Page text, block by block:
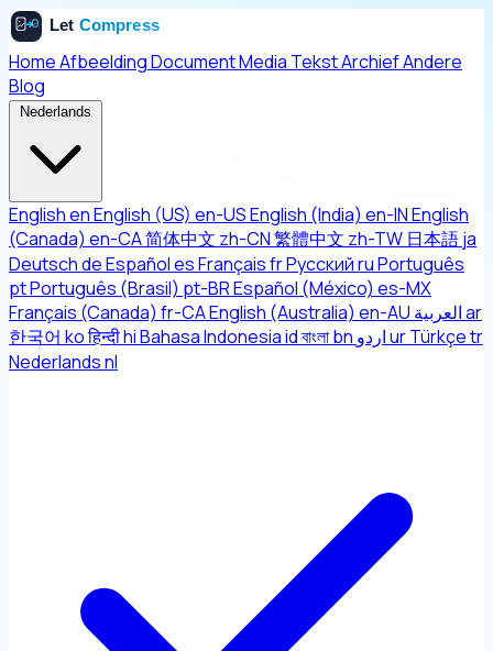
HomeAfbeeldingDocumentMedia TekstArchiefAndere
Blog
Nederlands
EnglishenEnglish (US) en-USEnglish (India) en-INEnglish
(Canada) en-CA简体中文 zh-CN繁體中文 zh-TW 日本語ja
DeutschdeEspañolesFrançaisfrРусскийruPortuguês
ptPortuguês (Brasil) pt-BREspañol (México) es-MX
Français (Canada) fr-CAEnglish (Australia) en-AU العربيةar
한국어 koहिन्दीhiBahasa Indonesiaidবাংলাbn اردوurTürkçetr
Nederlandsnl